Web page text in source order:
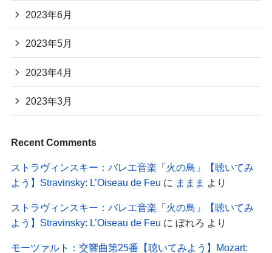
2023年6月
2023年5月
2023年4月
2023年3月
Recent Comments
ストラヴィンスキー：バレエ音楽「火の鳥」【聴いてみ
よう】Stravinsky: L’Oiseau de Feu に ままま より
ストラヴィンスキー：バレエ音楽「火の鳥」【聴いてみ
よう】Stravinsky: L’Oiseau de Feu に ぼれろ より
モーツァルト：交響曲第25番【聴いてみよう】Mozart: